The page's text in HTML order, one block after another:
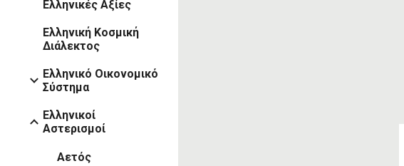
Ελληνικές Αξίες
Ελληνική Κοσμική
Διάλεκτος
Ελληνικό Οικονομικό
Σύστημα
Ελληνικοί
Αστερισμοί
Αετός